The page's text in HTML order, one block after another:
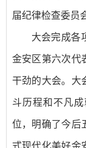
届纪律检查委员
大会完成各
金安区第六次代
干劲的大会。大
斗历程和不凡
位，明确了今后